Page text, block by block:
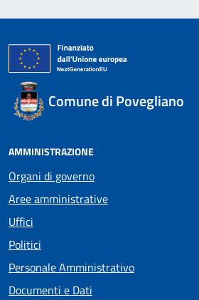
Comune di Povegliano
AMMINISTRAZIONE
Organi di governo
Aree amministrative
Uffici
Politici
Personale Amministrativo
Documenti e Dati